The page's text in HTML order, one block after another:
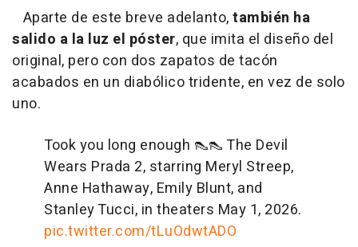
Aparte de este breve adelanto,también ha
salido a la luz el póster, que imita el diseño del
original, pero con dos zapatos de tacón
acabados en un diabólico tridente, en vez de solo
uno.
Took you long enough 👠👠 The Devil
Wears Prada 2, starring Meryl Streep,
Anne Hathaway, Emily Blunt, and
Stanley Tucci, in theaters May 1, 2026.
pic.twitter.com/tLuOdwtADO